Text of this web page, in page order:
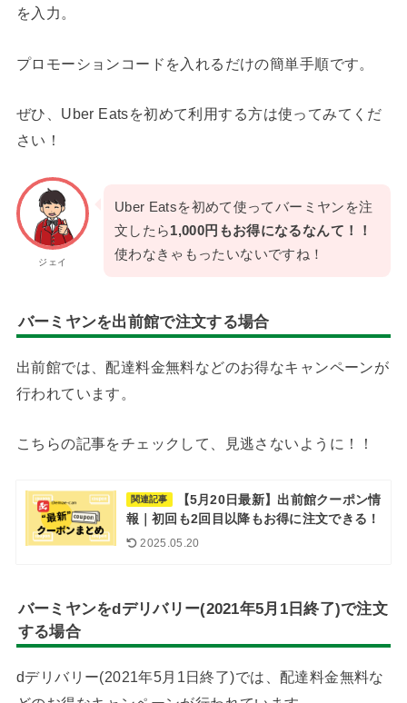
を入力。
プロモーションコードを入れるだけの簡単手順です。
ぜひ、Uber Eatsを初めて利用する方は使ってみてくだ
さい！
ジェイ
Uber Eatsを初めて使ってバーミヤンを注
文したら1,000円もお得になるなんて！！
使わなきゃもったいないですね！
バーミヤンを出前館で注文する場合
出前館では、配達料金無料などのお得なキャンペーンが
行われています。
こちらの記事をチェックして、見逃さないように！！
関連記事
【5月20日最新】出前館クーポン情
報｜初回も2回目以降もお得に注文できる！
2025.05.20
バーミヤンをdデリバリー(2021年5月1日終了)で注文
する場合
dデリバリー(2021年5月1日終了)では、配達料金無料な